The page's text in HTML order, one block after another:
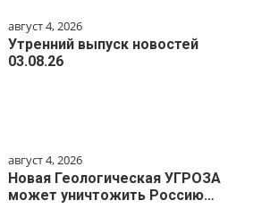
август 4, 2026
Утренний выпуск новостей
03.08.26
август 4, 2026
Новая Геологическая УГРОЗА
может уничтожить Россию…